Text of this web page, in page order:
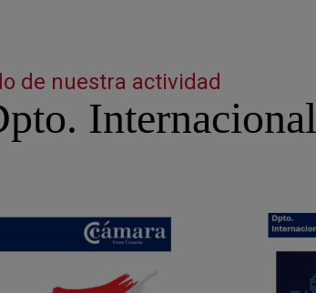
de nuestra actividad
Internacional